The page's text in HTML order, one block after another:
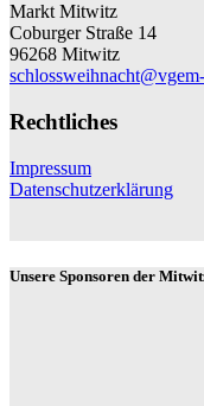
Markt Mitwitz
Coburger Straße 14
96268 Mitwitz
Rechtliches
Impressum
Datenschutzerklärung
Unsere Sponsoren der